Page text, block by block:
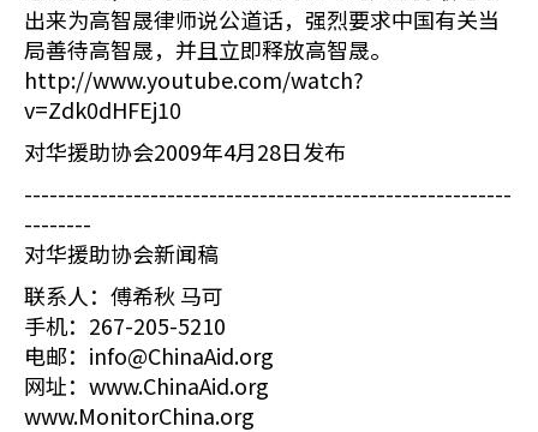
出来为高智晟律师说公道话，强烈要求中国有关当
局善待高智晟，并且立即释放高智晟。
http://www.youtube.com/watch?
v=Zdk0dHFEj10
对华援助协会2009年4月28日发布
----------------------------------------------------------
--------
对华援助协会新闻稿
联系人：傅希秋 马可
手机：267-205-5210
电邮：info@ChinaAid.org
网址：www.ChinaAid.org
www.MonitorChina.org